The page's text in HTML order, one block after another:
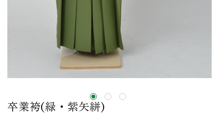
卒業袴(緑・紫矢絣)